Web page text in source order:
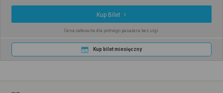
Kup Bilet
Cena całkowita dla jednego pasażera bez ulgi
Kup bilet miesięczny